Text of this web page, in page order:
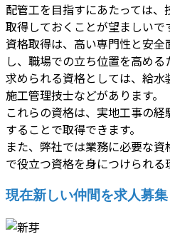
配管工を目指すにあたっては
取得しておくことが望ましいで
資格取得は、高い専門性と安
し、職場での立ち位置を高める
求められる資格としては、給
施工管理技士などがあります。
これらの資格は、実地工事の
することで取得できます。
また、弊社では業務に必要な
で役立つ資格を身につけられる
現在新しい仲間を求人募集